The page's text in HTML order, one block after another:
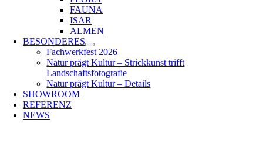
FAUNA
ISAR
ALMEN
BESONDERES
Fachwerkfest 2026
Natur prägt Kultur – Strickkunst trifft
Landschaftsfotografie
Natur prägt Kultur – Details
SHOWROOM
REFERENZ
NEWS